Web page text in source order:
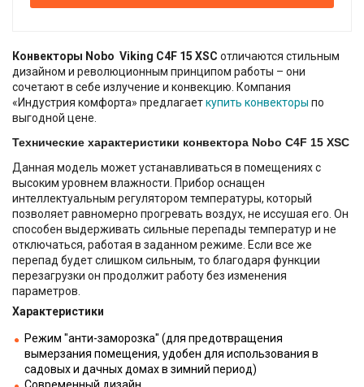
Конвекторы Nobo Viking C4F 15 XSC отличаются стильным
дизайном и революционным принципом работы – они
сочетают в себе излучение и конвекцию. Компания
«Индустрия комфорта» предлагаеткупить конвекторы по
выгодной цене.
Технические характеристики конвектора Nobo C4F 15 XSC
Данная модель может устанавливаться в помещениях с
высоким уровнем влажности. Прибор оснащен
интеллектуальным регулятором температуры, который
позволяет равномерно прогревать воздух, не иссушая его. Он
способен выдерживать сильные перепады температур и не
отключаться, работая в заданном режиме. Если все же
перепад будет слишком сильным, то благодаря функции
перезагрузки он продолжит работу без изменения
параметров.
Характеристики
Режим "анти-заморозка" (для предотвращения
вымерзания помещения, удобен для использования в
садовых и дачных домах в зимний период)